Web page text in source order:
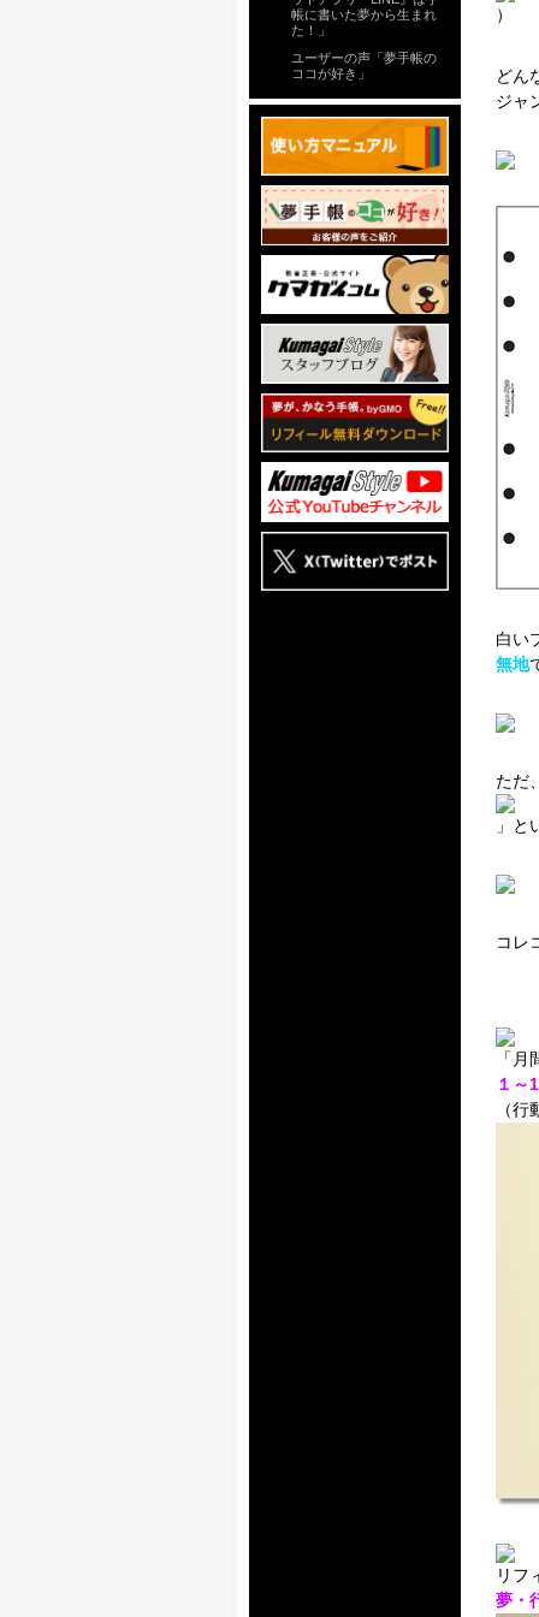
帳に書いた夢から生まれ
た！」
ユーザーの声「夢手帳の
ココが好き」
）
どん
ジャ
白い
無地
ただ
」と
コレ
「
１～
（
リフ
夢・